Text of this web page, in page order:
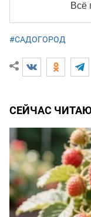
Всё
#САДОГОРОД
СЕЙЧАС